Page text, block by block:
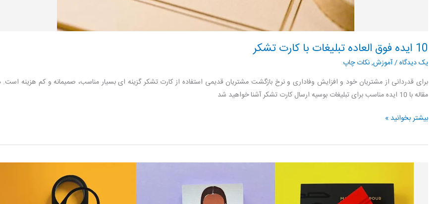
10 ایده فوق العاده تبلیغات با کارت تشکر
یک دیدگاه/آموزش,نکات چاپ
برای قدردانی از مشتریان خود و افزایش وفاداری و نرخ بازگشت مشتریان قدیمی استفاده از کارت تشکر گزینه ای بسیار مناسب، صمیمانه و کم هزینه است.
مقاله با 10 ایده مناسب برای تبلیغات بوسیه ارسال کارت تشکر آشنا خواهید شد
10
فوق
بیشتر بخوانید »